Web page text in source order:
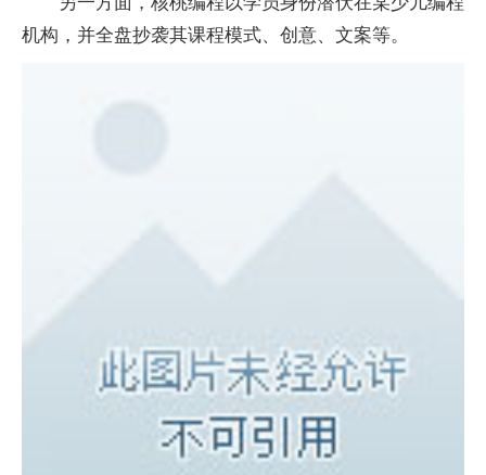
机构，并全盘抄袭其课程模式、创意、文案等。